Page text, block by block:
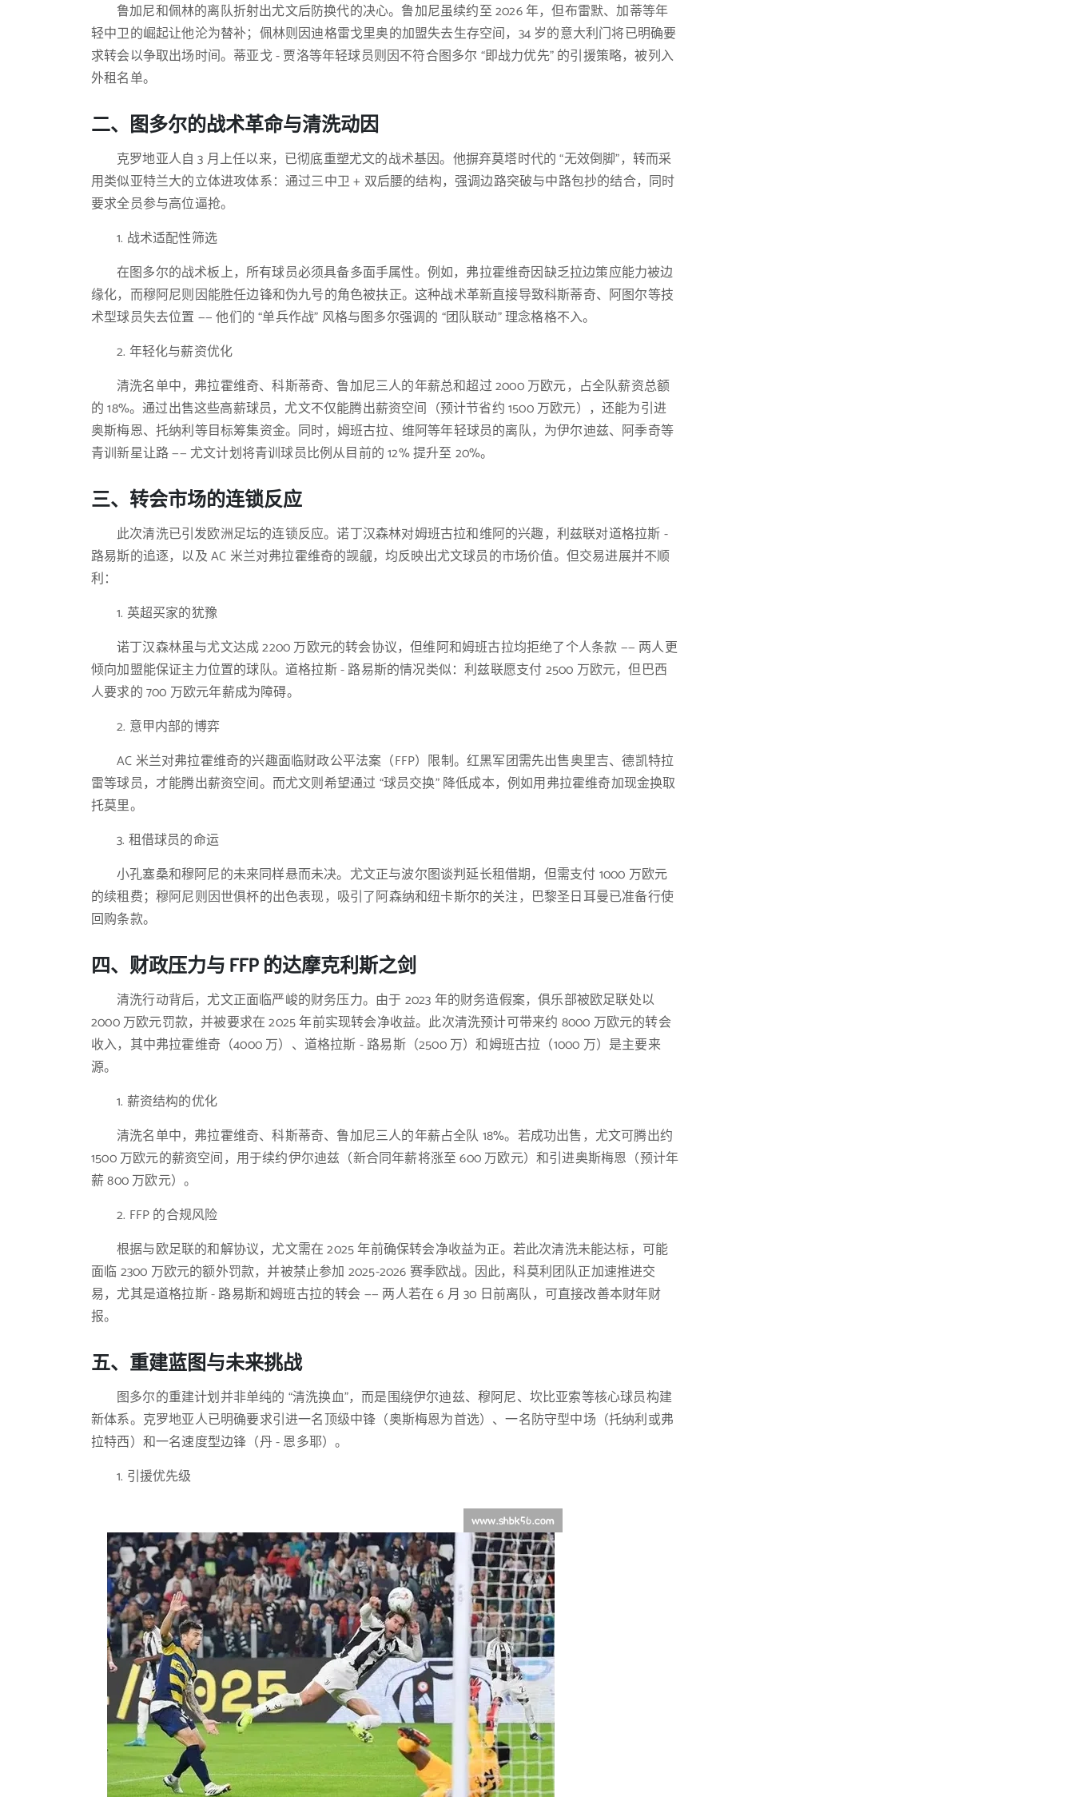
鲁加尼和佩林的离队折射出尤文后防换代的决心。鲁加尼虽续约至 2026 年，但布雷默、加蒂等年
轻中卫的崛起让他沦为替补；佩林则因迪格雷戈里奥的加盟失去生存空间，34 岁的意大利门将已明确要
求转会以争取出场时间。蒂亚戈 - 贾洛等年轻球员则因不符合图多尔 “即战力优先” 的引援策略，被列入
外租名单。
二、图多尔的战术革命与清洗动因
克罗地亚人自 3 月上任以来，已彻底重塑尤文的战术基因。他摒弃莫塔时代的 “无效倒脚”，转而采
用类似亚特兰大的立体进攻体系：通过三中卫 + 双后腰的结构，强调边路突破与中路包抄的结合，同时
要求全员参与高位逼抢。
1. 战术适配性筛选
在图多尔的战术板上，所有球员必须具备多面手属性。例如，弗拉霍维奇因缺乏拉边策应能力被边
缘化，而穆阿尼则因能胜任边锋和伪九号的角色被扶正。这种战术革新直接导致科斯蒂奇、阿图尔等技
术型球员失去位置 —— 他们的 “单兵作战” 风格与图多尔强调的 “团队联动” 理念格格不入。
2. 年轻化与薪资优化
清洗名单中，弗拉霍维奇、科斯蒂奇、鲁加尼三人的年薪总和超过 2000 万欧元，占全队薪资总额
的 18%。通过出售这些高薪球员，尤文不仅能腾出薪资空间（预计节省约 1500 万欧元），还能为引进
奥斯梅恩、托纳利等目标筹集资金。同时，姆班古拉、维阿等年轻球员的离队，为伊尔迪兹、阿季奇等
青训新星让路 —— 尤文计划将青训球员比例从目前的 12% 提升至 20%。
三、转会市场的连锁反应
此次清洗已引发欧洲足坛的连锁反应。诺丁汉森林对姆班古拉和维阿的兴趣，利兹联对道格拉斯 -
路易斯的追逐，以及 AC 米兰对弗拉霍维奇的觊觎，均反映出尤文球员的市场价值。但交易进展并不顺
利：
1. 英超买家的犹豫
诺丁汉森林虽与尤文达成 2200 万欧元的转会协议，但维阿和姆班古拉均拒绝了个人条款 —— 两人更
倾向加盟能保证主力位置的球队。道格拉斯 - 路易斯的情况类似：利兹联愿支付 2500 万欧元，但巴西
人要求的 700 万欧元年薪成为障碍。
2. 意甲内部的博弈
AC 米兰对弗拉霍维奇的兴趣面临财政公平法案（FFP）限制。红黑军团需先出售奥里吉、德凯特拉
雷等球员，才能腾出薪资空间。而尤文则希望通过 “球员交换” 降低成本，例如用弗拉霍维奇加现金换取
托莫里。
3. 租借球员的命运
小孔塞桑和穆阿尼的未来同样悬而未决。尤文正与波尔图谈判延长租借期，但需支付 1000 万欧元
的续租费；穆阿尼则因世俱杯的出色表现，吸引了阿森纳和纽卡斯尔的关注，巴黎圣日耳曼已准备行使
回购条款。
四、财政压力与 FFP 的达摩克利斯之剑
清洗行动背后，尤文正面临严峻的财务压力。由于 2023 年的财务造假案，俱乐部被欧足联处以
2000 万欧元罚款，并被要求在 2025 年前实现转会净收益。此次清洗预计可带来约 8000 万欧元的转会
收入，其中弗拉霍维奇（4000 万）、道格拉斯 - 路易斯（2500 万）和姆班古拉（1000 万）是主要来
源。
1. 薪资结构的优化
清洗名单中，弗拉霍维奇、科斯蒂奇、鲁加尼三人的年薪占全队 18%。若成功出售，尤文可腾出约
1500 万欧元的薪资空间，用于续约伊尔迪兹（新合同年薪将涨至 600 万欧元）和引进奥斯梅恩（预计年
薪 800 万欧元）。
2. FFP 的合规风险
根据与欧足联的和解协议，尤文需在 2025 年前确保转会净收益为正。若此次清洗未能达标，可能
面临 2300 万欧元的额外罚款，并被禁止参加 2025-2026 赛季欧战。因此，科莫利团队正加速推进交
易，尤其是道格拉斯 - 路易斯和姆班古拉的转会 —— 两人若在 6 月 30 日前离队，可直接改善本财年财
报。
五、重建蓝图与未来挑战
图多尔的重建计划并非单纯的 “清洗换血”，而是围绕伊尔迪兹、穆阿尼、坎比亚索等核心球员构建
新体系。克罗地亚人已明确要求引进一名顶级中锋（奥斯梅恩为首选）、一名防守型中场（托纳利或弗
拉特西）和一名速度型边锋（丹 - 恩多耶）。
1. 引援优先级